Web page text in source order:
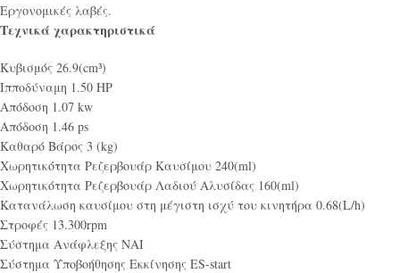
Εργονομικές λαβές.
Τεχνικά χαρακτηριστικά
Κυβισμός 26.9(cm³)
Ιπποδύναμη 1.50 HP
Απόδοση 1.07 kw
Απόδοση 1.46 ps
Καθαρό Βάρος 3 (kg)
Χωρητικότητα Ρεζερβουάρ Καυσίμου 240(ml)
Χωρητικότητα Ρεζερβουάρ Λαδιού Αλυσίδας 160(ml)
Κατανάλωση καυσίμου στη μέγιστη ισχύ του κινητήρα 0.68(L/h)
Στροφές 13.300rpm
Σύστημα Ανάφλεξης ΝΑΙ
Σύστημα Υποβοήθησης Εκκίνησης ES-start